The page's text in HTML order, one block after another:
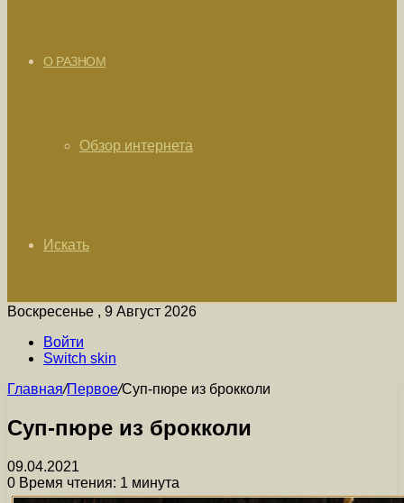
О РАЗНОМ
Обзор интернета
Искать
Воскресенье , 9 Август 2026
Войти
Switch skin
Главная/Первое/Суп-пюре из брокколи
Суп-пюре из брокколи
09.04.2021
0 Время чтения: 1 минута